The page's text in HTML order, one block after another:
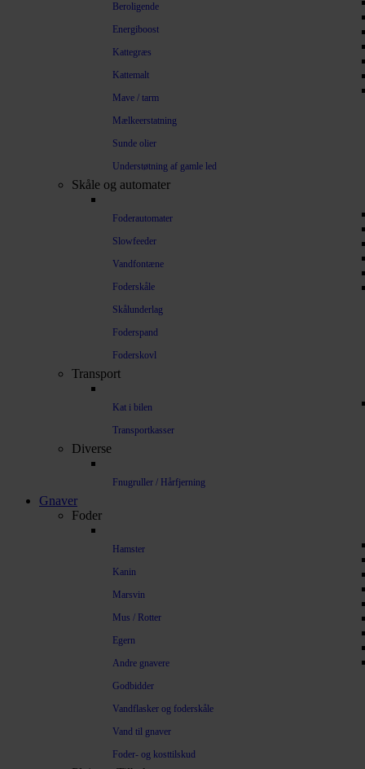
Beroligende
Energiboost
Kattegræs
Kattemalt
Mave / tarm
Mælkeerstatning
Sunde olier
Understøtning af gamle led
Skåle og automater
Foderautomater
Slowfeeder
Vandfontæne
Foderskåle
Skålunderlag
Foderspand
Foderskovl
Transport
Kat i bilen
Transportkasser
Diverse
Fnugruller / Hårfjerning
Gnaver
Foder
Hamster
Kanin
Marsvin
Mus / Rotter
Egern
Andre gnavere
Godbidder
Vandflasker og foderskåle
Vand til gnaver
Foder- og kosttilskud